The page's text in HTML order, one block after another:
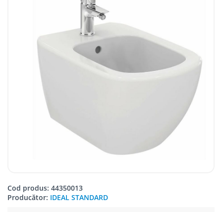
Cod produs: 44350013
Producător: IDEAL STANDARD